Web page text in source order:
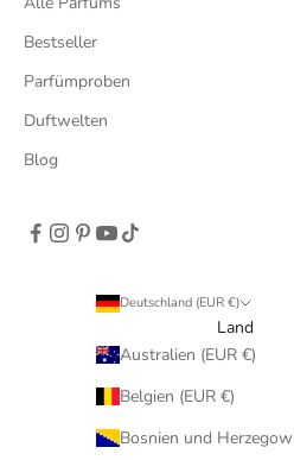
Bestseller
Parfümproben
Duftwelten
Blog
Deutschland (EUR €)
Land
Australien (EUR €)
Belgien (EUR €)
Bosnien und